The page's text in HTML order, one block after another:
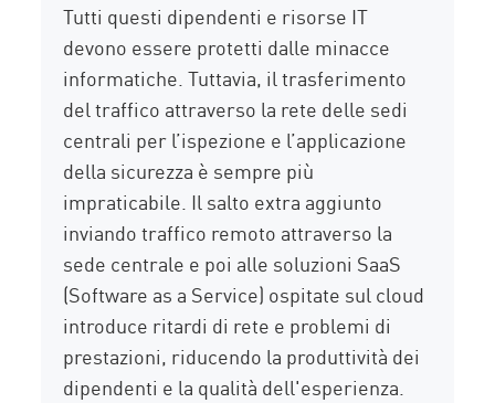
Tutti questi dipendenti e risorse IT
devono essere protetti dalle minacce
informatiche. Tuttavia, il trasferimento
del traffico attraverso la rete delle sedi
centrali per l’ispezione e l’applicazione
della sicurezza è sempre più
impraticabile. Il salto extra aggiunto
inviando traffico remoto attraverso la
sede centrale e poi alle soluzioni SaaS
(Software as a Service) ospitate sul cloud
introduce ritardi di rete e problemi di
prestazioni, riducendo la produttività dei
dipendenti e la qualità dell'esperienza.